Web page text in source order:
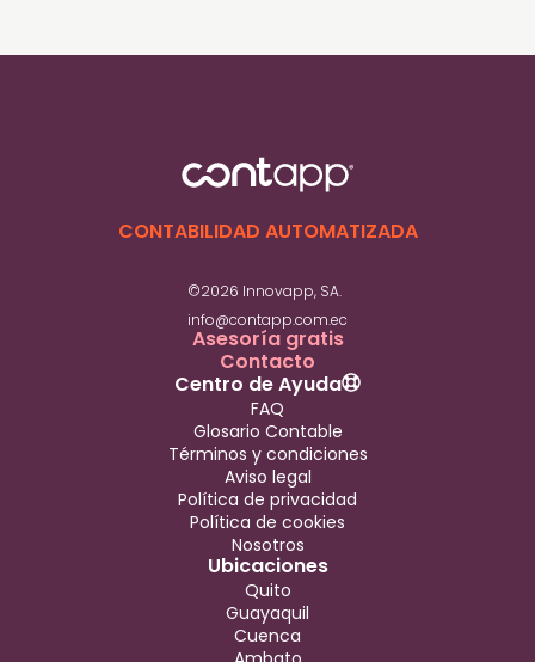
el impuesto sobre los dividendos antes de
CONTABILIDAD AUTOMATIZADA
©2026 Innovapp, SA.
info@contapp.com.ec
Asesoría gratis
Contacto
Ubicaciones
Quito
Guayaquil
Cuenca
Centro de Ayuda
FAQ
Glosario Contable
Términos y condiciones
Aviso legal
Política de privacidad
Política de cookies
Nosotros